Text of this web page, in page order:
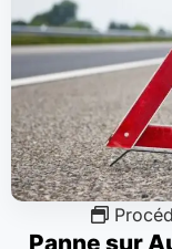
Panne sur